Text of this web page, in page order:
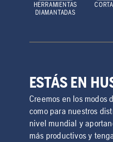
HERRAMIENTAS
DIAMANTADAS
ESTÁS EN
Creemos en los
como para nuestros
nivel mundial y
más productivos y